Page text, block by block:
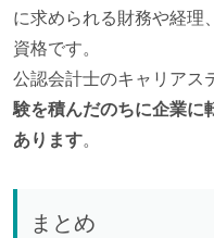
に求められる財務や経理
資格です。
公認会計士のキャリアス
験を積んだのちに企業に
あります。
まとめ